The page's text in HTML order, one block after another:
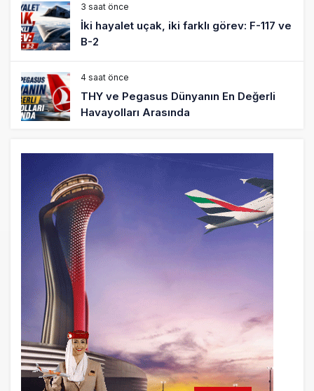
3 saat önce
İki hayalet uçak, iki farklı görev: F-117 ve
B-2
4 saat önce
THY ve Pegasus Dünyanın En Değerli
Havayolları Arasında
Fly Baghdad ABD yaptırım listesinden
çıkarıldı
6 saat önce
Elektrikli uçaklar Avrupa’da kısa rotalara
hazırlanıyor
7 saat önce
Trump’ı taşıyan Marine One, yolcu
uçağına fazla yaklaştı
7 saat önce
Emirates A380 yolcu rahatsızlanınca